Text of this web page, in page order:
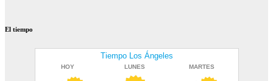
El tiempo